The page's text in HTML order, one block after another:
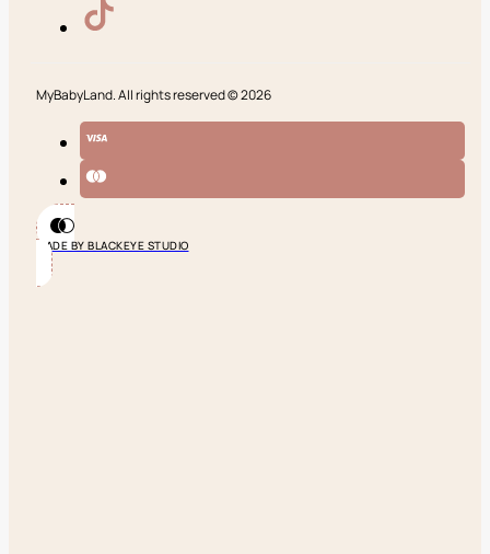
MyBabyLand. All rights reserved © 2026
MADE BY BLACKEYE STUDIO